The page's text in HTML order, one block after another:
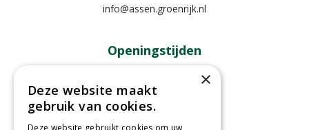
info@assen.groenrijk.nl
Openingstijden
09:00 - 18:00
Dinsdag
Woensdag
×
Deze website maakt
gebruik van cookies.
Deze website gebruikt cookies om uw